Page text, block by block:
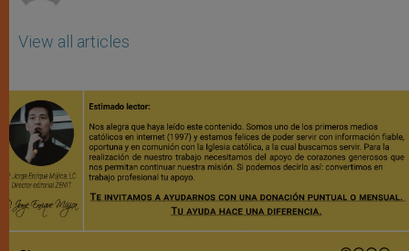
View all articles